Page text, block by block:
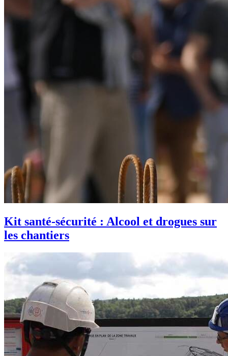
Kit santé-sécurité : Alcool et drogues sur
les chantiers